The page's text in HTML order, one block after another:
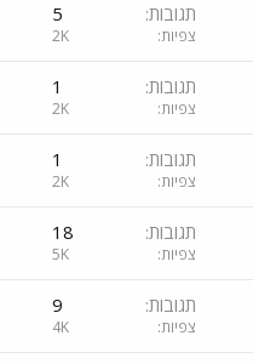
תגובות 5
צפיות 2K
תגובות 1
צפיות 2K
תגובות 1
צפיות 2K
תגובות 18
צפיות 5K
תגובות 9
צפיות 4K